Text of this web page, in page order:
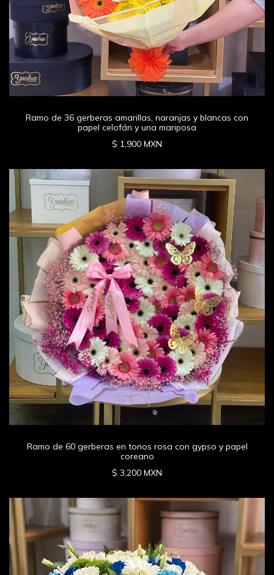
Ramo de 36 gerberas amarillas, naranjas y blancas con
papel celofán y una mariposa
$ 1,900 MXN
Ramo de 60 gerberas en tonos rosa con gypso y papel
coreano
$ 3,200 MXN